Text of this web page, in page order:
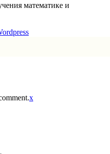
математике и
x